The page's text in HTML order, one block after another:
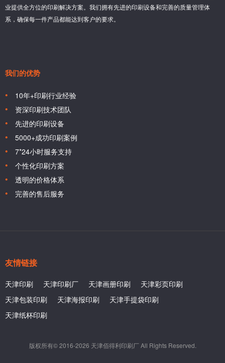
业提供全方位的印刷解决方案。我们拥有先进的印刷设备和完善的质量管理体
系，确保每一件产品都能达到客户的要求。
我们的优势
10年+印刷行业经验
资深印刷技术团队
先进的印刷设备
5000+成功印刷案例
7*24小时服务支持
个性化印刷方案
透明的价格体系
完善的售后服务
友情链接
天津印刷 天津印刷厂 天津画册印刷
天津彩页印刷
天津包装印刷
天津海报印刷
天津手提袋印刷
天津纸杯印刷
版权所有© 2016-2026 天津佰得利印刷厂 All Rights Reserved.